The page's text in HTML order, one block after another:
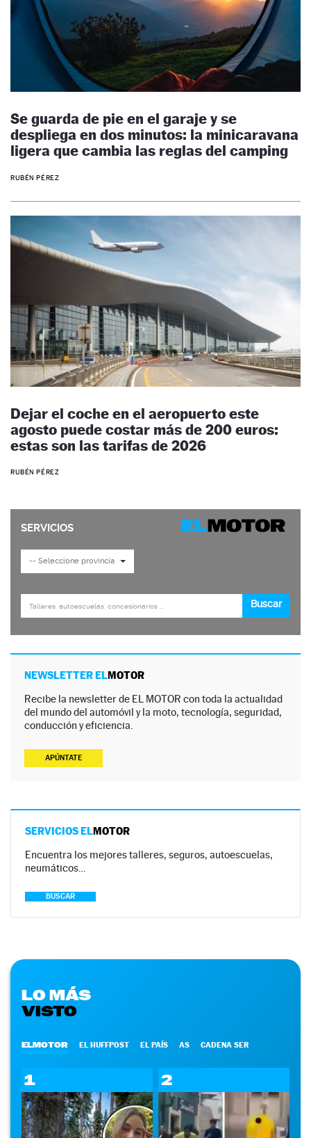
Se guarda de pie en el garaje y se
despliega en dos minutos: la minicaravana
ligera que cambia las reglas del camping
RUBÉN PÉREZ
Dejar el coche en el aeropuerto este
agosto puede costar más de 200 euros:
estas son las tarifas de 2026
RUBÉN PÉREZ
NEWSLETTER ELMOTOR
Recibe la newsletter de EL MOTOR con toda la actualidad
del mundo del automóvil y la moto, tecnología, seguridad,
conducción y eficiencia.
APÚNTATE
SERVICIOS ELMOTOR
Encuentra los mejores talleres, seguros, autoescuelas,
neumáticos…
BUSCAR
LO MÁS
VISTO
ELMOTOR EL HUFFPOST EL PAÍS AS CADENA SER
1 2